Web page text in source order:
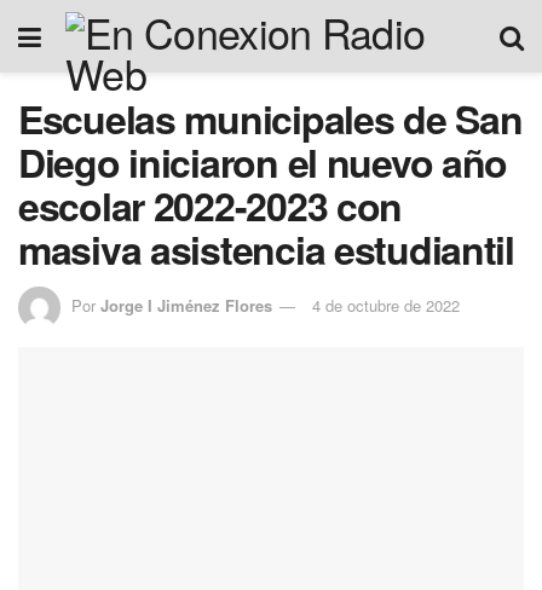
Escuelas municipales de San
Diego iniciaron el nuevo año
escolar 2022-2023 con
masiva asistencia estudiantil
Por Jorge I Jiménez Flores 4 de octubre de 2022